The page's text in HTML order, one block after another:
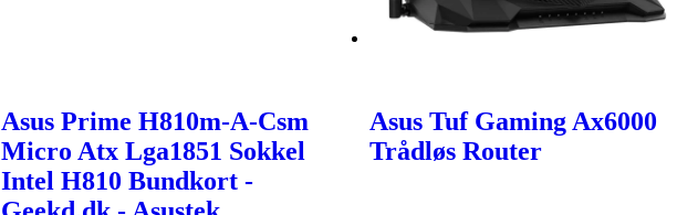
Asus Prime H810m-A-Csm
Micro Atx Lga1851 Sokkel
Intel H810 Bundkort -
Asus Tuf Gaming Ax6000
Trådløs Router